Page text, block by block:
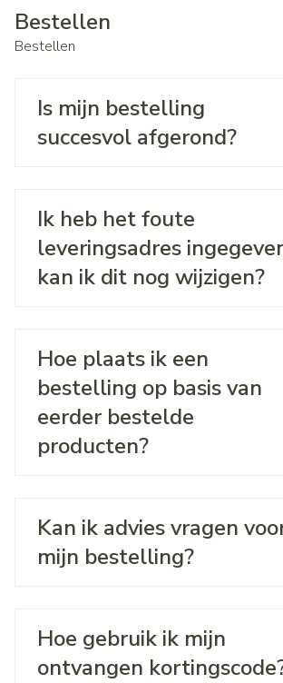
Bestellen
Bestellen
Is mijn bestelling
succesvol afgerond?
Ik heb het foute
leveringsadres
kan ik dit nog wijzigen?
Hoe plaats ik een
bestelling op basis van
eerder bestelde
producten?
Kan ik advies vragen
mijn bestelling?
Hoe gebruik ik mijn
ontvangen